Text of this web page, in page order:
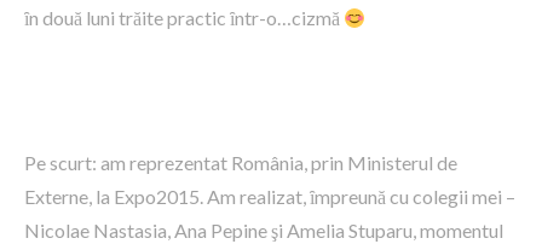
ȋn două luni trăite practic ȋntr-o…cizmă
Pe scurt: am reprezentat România, prin Ministerul de
Externe, la Expo2015. Am realizat, ȋmpreună cu colegii mei –
Nicolae Nastasia, Ana Pepine şi Amelia Stuparu, momentul